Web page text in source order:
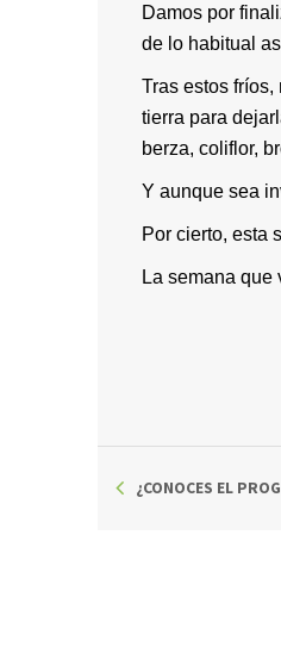
Damos por
de lo habitual
Tras estos
tierra para
berza, coliflor,
Y aunque sea
Por cierto, esta
La semana
¿CONOCES EL